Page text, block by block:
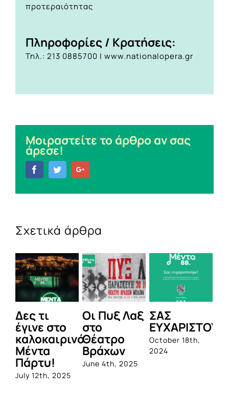
προτεραιότητας
Πληροφορίες / Κρατήσεις:
Τηλ.: 213 0885700 | www.nationalopera.gr
Μοιραστείτε το άρθρο αν σας
άρεσε!
FacebookTwitter
Σχετικά άρθρα
Οι Πυξ Λαξ
στο
Θέατρο
Βράχων
June 4th, 2025
ΣΑΣ
ΕΥΧΑΡΙΣΤΟΥΜΕ!
October 18th,
2024
BIOTIX: Η
1η
σειρά